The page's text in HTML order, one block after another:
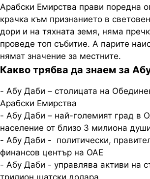
Арабски Емирства прави поредна
крачка към признанието в
дори и на тяхната земя, няма
проведе топ събитие. А парите
нямат значение за местните.
Какво трябва да знаем за
- Абу Даби – столицата на
Арабски Емирства
- Абу Даби – най-големият град в
население от близо 3 милиона
- Абу Даби - политически,
финансов център на ОАЕ
- Абу Даби - управлява активи на
трилион щатски долара